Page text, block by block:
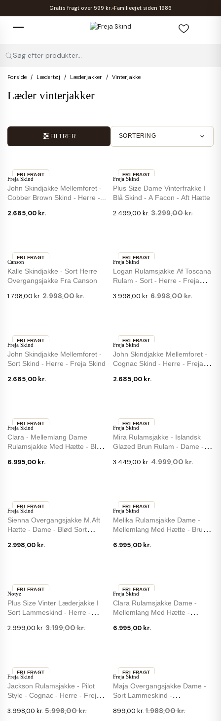
Gratis fragt over 599 kr. Familieejet siden 1986
Søg efter produkter...
Forside Lædertøj Læderjakker Vinterjakke
Læder vinterjakker
FILTRER SORTERING
Freja Skind
John Skindjakke Mellemforet -
Cobber Brown Skind - Herre -...
2.685,00 kr.
FRI FRAGT
Freja Skind
Plus Size Dame Vinterfrakke I
Blå Skind - A Facon - Aft Hætte
2.499,00 kr. 3.299,00 kr.
-24 %
FRI FRAGT
Canson
Kalle Skindjakke - Sort Herre
Overgangsjakke Fra Canson
1.798,00 kr. 2.998,00 kr.
-40 %
FRI FRAGT
Freja Skind
Logan Rulamsjakke Af Toscana
Rulam - Sort - Herre - Freja
3.998,00 kr. 6.998,00 kr.
-43 %
FRI FRAGT
Freja Skind
John Skindjakke Mellemforet -
Sort Skind - Herre - Freja Skind
2.685,00 kr.
FRI FRAGT
Freja Skind
John Skindjakke Mellemforet -
Cognac Skind - Herre - Freja
2.685,00 kr.
FRI FRAGT
Freja Skind
Clara - Mellemlang Dame
Rulamsjakke Med Hætte - Blød
6.995,00 kr.
FRI FRAGT
Freja Skind
Mira Rulamsjakke - Islandsk
Glazed Brun Rulam - Dame -
3.449,00 kr. 4.999,00 kr.
-31 %
FRI FRAGT
Freja Skind
Sienna Overgangsjakke M.aft
Hætte - Dame - Blød Sort
2.998,00 kr.
FRI FRAGT
Freja Skind
Melika Rulamsjakke Dame -
Mellemlang Med Hætte - Brun
6.995,00 kr.
FRI FRAGT
Notyz
Plus Size Vinter Læderjakke I
Sort Lammeskind - Herre -
2.999,00 kr. 3.199,00 kr.
-6 %
FRI FRAGT
Freja Skind
Clara Rulamsjakke Dame -
Mellemlang Med Hætte -
6.995,00 kr.
FRI FRAGT
Freja Skind
Jackson Rulamsjakke - Pilot
Style - Cognac - Herre - Freja
3.998,00 kr. 5.998,00 kr.
-33 %
FRI FRAGT
Freja Skind
Maja Overgangsjakke Dame -
Sort Lammeskind -
899,00 kr. 1.988,00 kr.
-55 %
FRI FRAGT